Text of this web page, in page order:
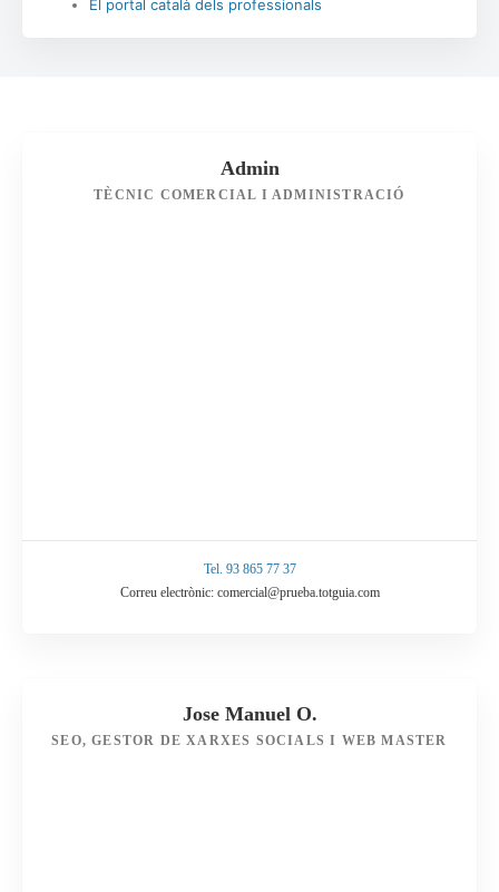
El portal català dels professionals
Admin
TÈCNIC COMERCIAL I ADMINISTRACIÓ
Tel. 93 865 77 37
Correu electrònic: comercial@prueba.totguia.com
Jose Manuel O.
SEO, GESTOR DE XARXES SOCIALS I WEB MASTER